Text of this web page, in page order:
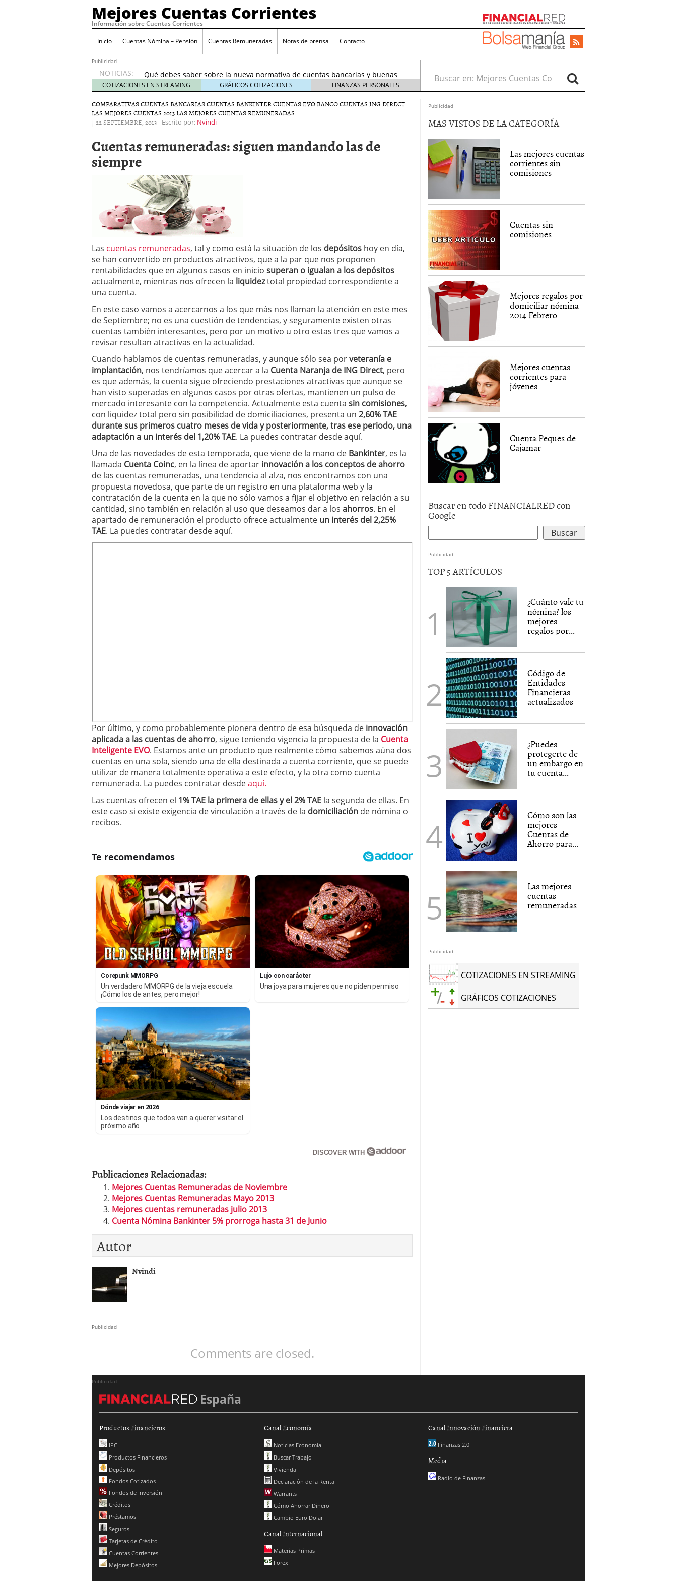
Mejores Cuentas Corrientes
Información sobre Cuentas Corrientes
Inicio Cuentas Nómina – Pensión Cuentas Remuneradas Notas de prensa Contacto
Publicidad
NOTICIAS:
¿Es seguro tener todo tu dinero en una cuenta corriente? Alternativas para
diversificar septiembre 4, 2025
Cuentas conjuntas vs cuentas separadas: ¿cómo repartir gastos sin líos?
Qué debes saber sobre la nueva normativa de cuentas bancarias y buenas
prácticas bancarias
septiembre 16, 2025
Cuentas corrientes remuneradas: ¿cuánto realmente ganas con 2-3 % TAE?
septiembre 12, 2025
Señales de que tu banco te está cobrando de más (y cómo detectarlo sin
prisa) septiembre 9, 2025
diversificar septiembre 4, 2025
Cuentas conjuntas vs cuentas separadas: ¿cómo repartir gastos sin líos?
COTIZACIONES EN STREAMING GRÁFICOS COTIZACIONES FINANZAS PERSONALES
Buscar en:
COMPARATIVAS CUENTAS BANCARIAS CUENTAS BANKINTERCUENTAS EVO BANCOCUENTAS ING DIRECT
LAS MEJORES CUENTAS 2013 LAS MEJORES CUENTAS REMUNERADAS
| 22 SEPTIEMBRE, 2013- Escrito por: Nvindi
Cuentas remuneradas: siguen mandando las de
siempre
Las cuentas remuneradas, tal y como está la situación de los depósitos hoy en día,
se han convertido en productos atractivos, que a la par que nos proponen
rentabilidades que en algunos casos en inicio superan o igualan a los depósitos
actualmente, mientras nos ofrecen la liquideztotal propiedad correspondiente a
una cuenta.
En este caso vamos a acercarnos a los que más nos llaman la atención en este mes
de Septiembre; no es una cuestión de tendencias, y seguramente existen otras
cuentas también interesantes, pero por un motivo u otro estas tres que vamos a
revisar resultan atractivas en la actualidad.
Cuando hablamos de cuentas remuneradas, y aunque sólo sea porveteranía e
implantación, nos tendríamos que acercar a la Cuenta Naranja de ING Direct, pero
es que además, la cuenta sigue ofreciendo prestaciones atractivas que aunque se
han visto superadas en algunos casos por otras ofertas, mantienen un pulso de
mercado interesante con la competencia. Actualmente esta cuenta sin comisiones,
con liquidez total pero sin posibilidad de domiciliaciones, presenta un 2,60% TAE
durante sus primeros cuatro meses de vida y posteriormente, tras ese periodo, una
adaptación a un interés del 1,20% TAE. La puedes contratar desde aquí.
Una de las novedades de esta temporada, que viene de la mano de Bankinter, es la
llamada Cuenta Coinc, en la línea de aportar innovación a los conceptos de ahorro
de las cuentas remuneradas, una tendencia al alza, nos encontramos con una
propuesta novedosa, que parte de un registro en una plataforma web y la
contratación de la cuenta en la que no sólo vamos a fijar el objetivo en relación a su
cantidad, sino también en relación al uso que deseamos dar a los ahorros. En el
apartado de remuneración el producto ofrece actualmente un interés del 2,25%
TAE. La puedes contratar desde aquí.
Por último, y como probablemente pionera dentro de esa búsqueda de innovación
aplicada a las cuentas de ahorro, sigue teniendo vigencia la propuesta de la Cuenta
Inteligente EVO. Estamos ante un producto que realmente cómo sabemos aúna dos
cuentas en una sola, siendo una de ella destinada a cuenta corriente, que se puede
utilizar de manera totalmente operativa a este efecto, y la otra como cuenta
remunerada. La puedes contratar desdeaquí.
Las cuentas ofrecen el 1% TAE la primera de ellas y el 2% TAE la segunda de ellas. En
este caso si existe exigencia de vinculación a través de la domiciliación de nómina o
recibos.
Corepunk MMORPG
Un verdadero MMORPG de la vieja escuela
¡Cómo los de antes, pero mejor!
Lujo con carácter
Una joya para mujeres que no piden permiso
Dónde viajar en 2026
Los destinos que todos van a querer visitar el
próximo año
DISCOVER WITH
Publicaciones Relacionadas:
Mejores Cuentas Remuneradas de Noviembre
Mejores Cuentas Remuneradas Mayo 2013
Mejores cuentas remuneradas julio 2013
Cuenta Nómina Bankinter 5% prorroga hasta 31 de Junio
Autor
Nvindi
Publicidad
Comments are closed.
Publicidad
MAS VISTOS DE LA CATEGORÍA
Las mejores cuentas
corrientes sin
comisiones
Cuentas sin
comisiones
Mejores regalos por
domiciliar nómina
2014 Febrero
Mejores cuentas
corrientes para
jóvenes
Cuenta Peques de
Cajamar
Buscar en todo FINANCIALRED con
Google
Publicidad
TOP 5 ARTÍCULOS
¿Cuánto vale tu
nómina? los
mejores
regalos por...
Código de
Entidades
Financieras
actualizados
¿Puedes
protegerte de
un embargo en
tu cuenta...
Cómo son las
mejores
Cuentas de
Ahorro para...
Las mejores
cuentas
remuneradas
Publicidad
COTIZACIONES EN STREAMING
GRÁFICOS COTIZACIONES
Publicidad
España
Productos Financieros
IPC
Productos Financieros
Depósitos
Fondos Cotizados
Fondos de Inversión
Créditos
Préstamos
Seguros
Tarjetas de Crédito
Cuentas Corrientes
Mejores Depósitos
Canal Economía
Noticias Economía
Buscar Trabajo
Vivienda
Declaración de la Renta
Warrants
Cómo Ahorrar Dinero
Cambio Euro Dolar
Canal Internacional
Materias Primas
Forex
Canal Innovación Financiera
Finanzas 2.0
Media
Radio de Finanzas